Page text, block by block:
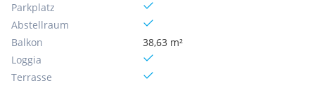
Parkplatz
Abstellraum
Balkon
38,63 m²
Loggia
Terrasse